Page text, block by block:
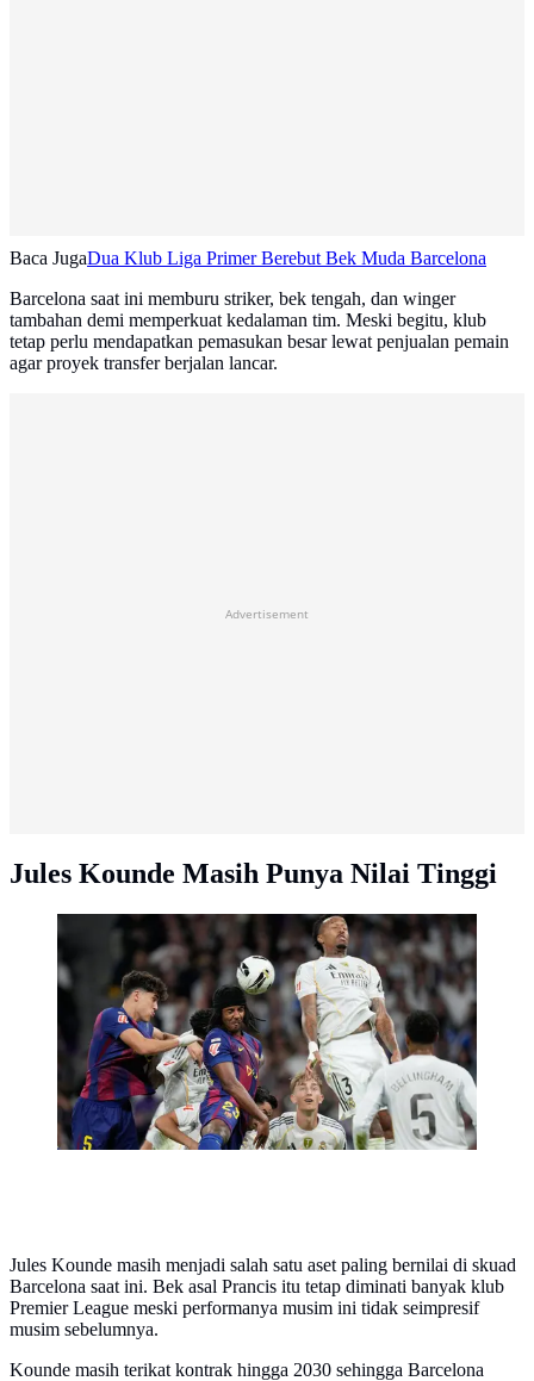
Baca JugaDua Klub Liga Primer Berebut Bek Muda Barcelona
Barcelona saat ini memburu striker, bek tengah, dan winger
tambahan demi memperkuat kedalaman tim. Meski begitu, klub
tetap perlu mendapatkan pemasukan besar lewat penjualan pemain
agar proyek transfer berjalan lancar.
Advertisement
Jules Kounde Masih Punya Nilai Tinggi
Jules Kounde dari Barcelona menyundul bola dalam
pertandingan La Liga melawan Real Madrid di
Santiago Bernabeu, Minggu, 26 Oktober 2025. (AP
Photo/Bernat Armangue)
Jules Kounde masih menjadi salah satu aset paling bernilai di skuad
Barcelona saat ini. Bek asal Prancis itu tetap diminati banyak klub
Premier League meski performanya musim ini tidak seimpresif
musim sebelumnya.
Kounde masih terikat kontrak hingga 2030 sehingga Barcelona